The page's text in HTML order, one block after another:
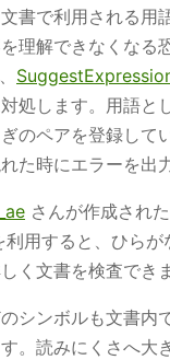
書で利用される用
理解できなくなる
処します。用語と
のペアを登録して
た時にエラーを出
さんが作成され
利用すると、ひらが
く文書を検査できま
シンボルも文書内
。読みにくさへ大